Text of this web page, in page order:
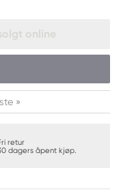
online
»
retur
dagers åpent kjøp.